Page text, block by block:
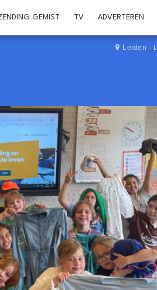
GEMIST TV ADVERTEREN
Leiden ·